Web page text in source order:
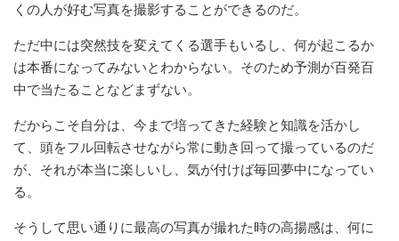
くの人が好む写真を撮影することができるのだ。
ただ中には突然技を変えてくる選手もいるし、何が起こるか
は本番になってみないとわからない。そのため予測が百発百
中で当たることなどまずない。
だからこそ自分は、今まで培ってきた経験と知識を活かし
て、頭をフル回転させながら常に動き回って撮っているのだ
が、それが本当に楽しいし、気が付けば毎回夢中になってい
る。
そうして思い通りに最高の写真が撮れた時の高揚感は、何に